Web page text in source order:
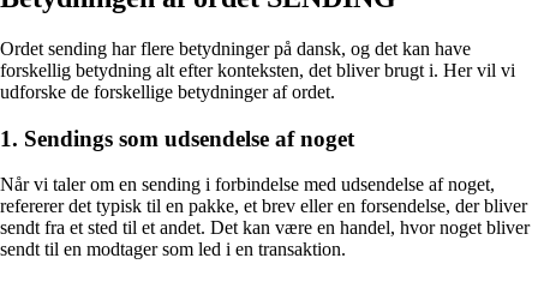
Ordet sending har flere betydninger på dansk, og det kan have
forskellig betydning alt efter konteksten, det bliver brugt i. Her vil vi
udforske de forskellige betydninger af ordet.
1. Sendings som udsendelse af noget
Når vi taler om en sending i forbindelse med udsendelse af noget,
refererer det typisk til en pakke, et brev eller en forsendelse, der bliver
sendt fra et sted til et andet. Det kan være en handel, hvor noget bliver
sendt til en modtager som led i en transaktion.